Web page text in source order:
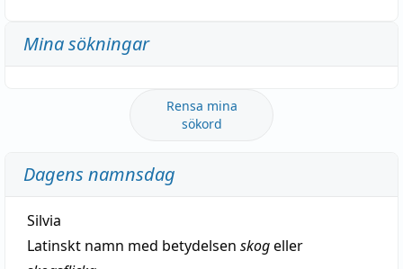
Mina sökningar
Rensa mina
sökord
Dagens namnsdag
Silvia
Latinskt namn med betydelsen skogeller